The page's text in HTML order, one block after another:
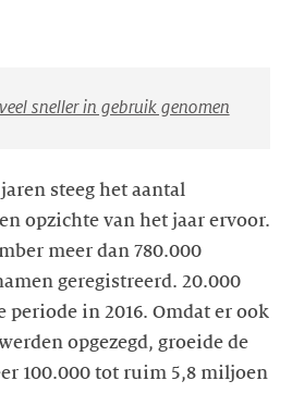
sneller in gebruik genomen
steeg het aantal
opzichte van het jaar ervoor.
meer dan 780.000
geregistreerd. 20.000
periode in 2016. Omdat er ook
opgezegd, groeide de
100.000 tot ruim 5,8 miljoen